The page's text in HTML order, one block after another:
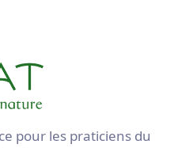
pour les praticiens du